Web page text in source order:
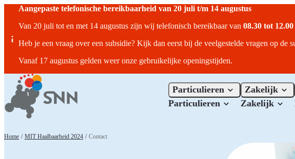
Aangepaste telefonische bereikbaarheid van 20 juli t/m 14 augustus
Van 20 juli tot en met 14 augustus zijn wij telefonisch bereikbaar van 08.30 tot
Heb je een vraag over een subsidie? Kijk dan eerst bij de veelgestelde vragen op de
Vanaf 17 augustus gelden weer onze gebruikelijke openingstijden.
Particulieren
Particulieren
Zakelijk
Zakelijk
Home / MIT Haalbaarheid 2024 / Contact